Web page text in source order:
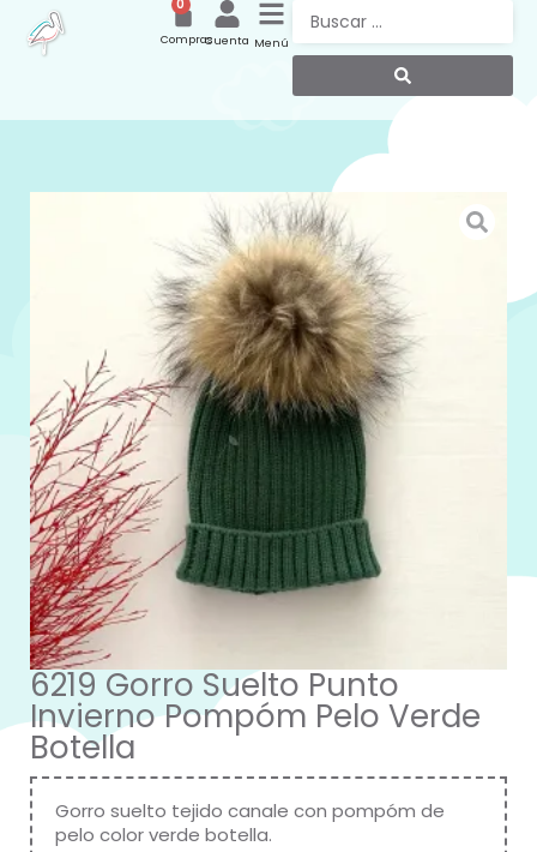
Menú
Cuenta
0
Compras
6219 Gorro Suelto Punto
Invierno Pompóm Pelo Verde
Botella
Gorro suelto tejido canale con pompóm de
pelo color verde botella.